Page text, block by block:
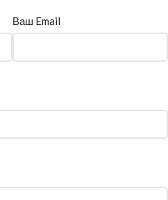
Ваш Email